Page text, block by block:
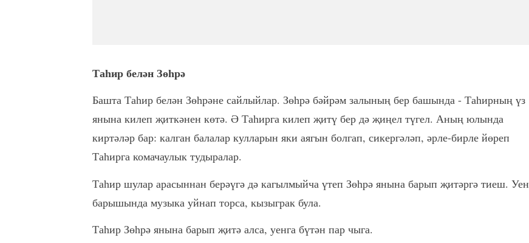
Таһир белән Зөһрә
Башта Таһир белән Зөһрәне сайлыйлар. Зөһрә бәйрәм залының бер башында - Таһирның үз
янына килеп җиткәнен көтә. Ә Таһирга килеп җитү бер дә җиңел түгел. Аның юлында
киртәләр бар: калган балалар кулларын яки аягын болгап, сикергәләп, әрле-бирле йөреп
Таһирга комачаулык тудыралар.
Таһир шулар арасыннан берәүгә дә кагылмыйча үтеп Зөһрә янына барып җитәргә тиеш. Уен
барышында музыка уйнап торса, кызыграк була.
Таһир Зөһрә янына барып җитә алса, уенга бүтән пар чыга.